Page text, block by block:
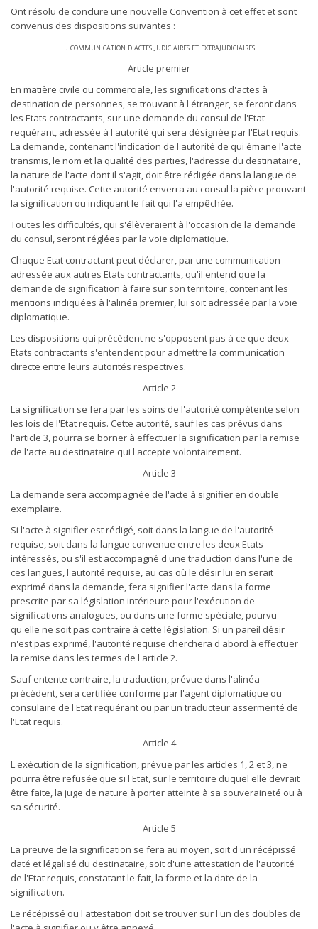
Ont résolu de conclure une nouvelle Convention à cet effet et sont
convenus des dispositions suivantes :
i. communication d'actes judiciaires et extrajudiciaires
Article premier
En matière civile ou commerciale, les significations d'actes à
destination de personnes, se trouvant à l'étranger, se feront dans
les Etats contractants, sur une demande du consul de l'Etat
requérant, adressée à l'autorité qui sera désignée par l'Etat requis.
La demande, contenant l'indication de l'autorité de qui émane l'acte
transmis, le nom et la qualité des parties, l'adresse du destinataire,
la nature de l'acte dont il s'agit, doit être rédigée dans la langue de
l'autorité requise. Cette autorité enverra au consul la pièce prouvant
la signification ou indiquant le fait qui l'a empêchée.
Toutes les difficultés, qui s'élèveraient à l'occasion de la demande
du consul, seront réglées par la voie diplomatique.
Chaque Etat contractant peut déclarer, par une communication
adressée aux autres Etats contractants, qu'il entend que la
demande de signification à faire sur son territoire, contenant les
mentions indiquées à l'alinéa premier, lui soit adressée par la voie
diplomatique.
Les dispositions qui précèdent ne s'opposent pas à ce que deux
Etats contractants s'entendent pour admettre la communication
directe entre leurs autorités respectives.
Article 2
La signification se fera par les soins de l'autorité compétente selon
les lois de l'Etat requis. Cette autorité, sauf les cas prévus dans
l'article 3, pourra se borner à effectuer la signification par la remise
de l'acte au destinataire qui l'accepte volontairement.
Article 3
La demande sera accompagnée de l'acte à signifier en double
exemplaire.
Si l'acte à signifier est rédigé, soit dans la langue de l'autorité
requise, soit dans la langue convenue entre les deux Etats
intéressés, ou s'il est accompagné d'une traduction dans l'une de
ces langues, l'autorité requise, au cas où le désir lui en serait
exprimé dans la demande, fera signifier l'acte dans la forme
prescrite par sa législation intérieure pour l'exécution de
significations analogues, ou dans une forme spéciale, pourvu
qu'elle ne soit pas contraire à cette législation. Si un pareil désir
n'est pas exprimé, l'autorité requise cherchera d'abord à effectuer
la remise dans les termes de l'article 2.
Sauf entente contraire, la traduction, prévue dans l'alinéa
précédent, sera certifiée conforme par l'agent diplomatique ou
consulaire de l'Etat requérant ou par un traducteur assermenté de
l'Etat requis.
Article 4
L'exécution de la signification, prévue par les articles 1, 2 et 3, ne
pourra être refusée que si l'Etat, sur le territoire duquel elle devrait
être faite, la juge de nature à porter atteinte à sa souveraineté ou à
sa sécurité.
Article 5
La preuve de la signification se fera au moyen, soit d'un récépissé
daté et légalisé du destinataire, soit d'une attestation de l'autorité
de l'Etat requis, constatant le fait, la forme et la date de la
signification.
Le récépissé ou l'attestation doit se trouver sur l'un des doubles de